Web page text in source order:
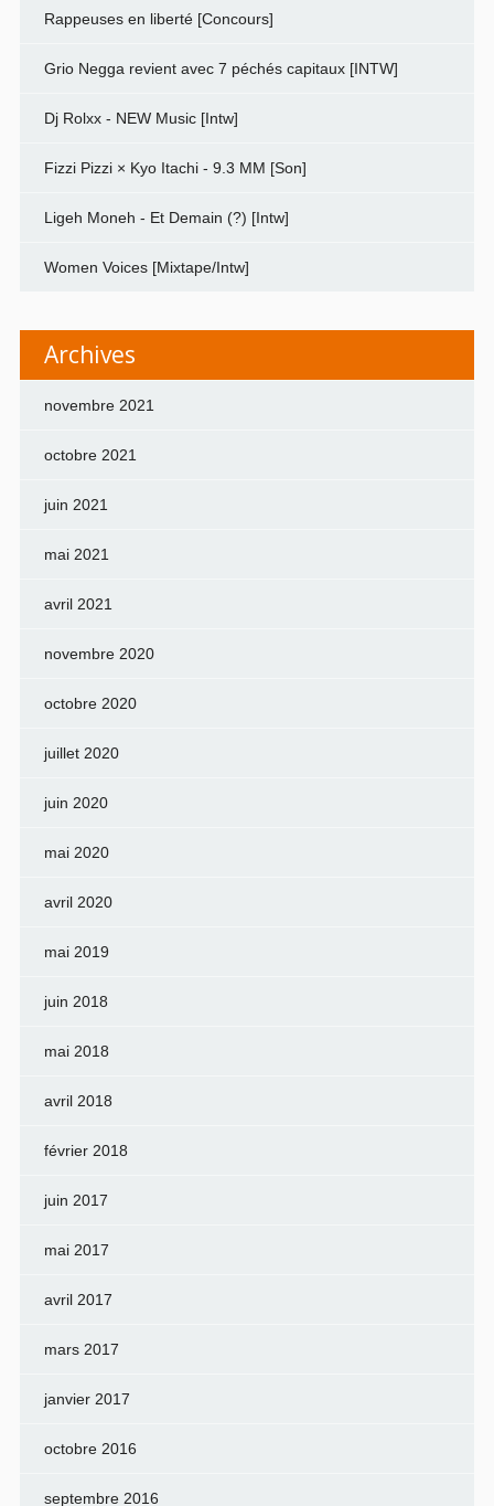
Rappeuses en liberté [Concours]
Grio Negga revient avec 7 péchés capitaux [INTW]
Dj Rolxx - NEW Music [Intw]
Fizzi Pizzi × Kyo Itachi - 9.3 MM [Son]
Ligeh Moneh - Et Demain (?) [Intw]
Women Voices [Mixtape/Intw]
Archives
novembre 2021
octobre 2021
juin 2021
mai 2021
avril 2021
novembre 2020
octobre 2020
juillet 2020
juin 2020
mai 2020
avril 2020
mai 2019
juin 2018
mai 2018
avril 2018
février 2018
juin 2017
mai 2017
avril 2017
mars 2017
janvier 2017
octobre 2016
septembre 2016